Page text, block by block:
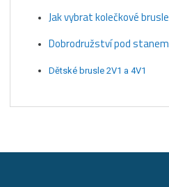
Jak vybrat kolečkové brusle
Dobrodružství pod stanem
Dětské brusle 2V1 a 4V1